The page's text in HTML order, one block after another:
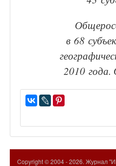
в 68
2010
Copyright © 2004 -2026. Журнал